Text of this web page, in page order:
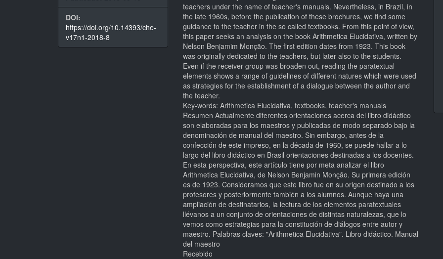
DOI:
https://doi.org/10.14393/che-
v17n1-2018-8
teachers under the name of teacher's manuals. Nevertheless, in Brazil, in
the late 1960s, before the publication of these brochures, we find some
guidance to the teacher in the so called textbooks. From this point of view,
this paper seeks an analysis on the book Arithmetica Elucidativa, written by
Nelson Benjamim Monção. The first edition dates from 1923. This book
was originally dedicated to the teachers, but later also to the students.
Even if the receiver group was broaden out, reading the paratextual
elements shows a range of guidelines of different natures which were used
as strategies for the establishment of a dialogue between the author and
the teacher.
Key-words: Arithmetica Elucidativa, textbooks, teacher's manuals
Resumen Actualmente diferentes orientaciones acerca del libro didáctico
son elaboradas para los maestros y publicadas de modo separado bajo la
denominación de manual del maestro. Sin embargo, antes de la
confección de este impreso, en la década de 1960, se puede hallar a lo
largo del libro didáctico en Brasil orientaciones destinadas a los docentes.
En esta perspectiva, este artículo tiene por meta analizar el libro
Arithmetica Elucidativa, de Nelson Benjamin Monção. Su primera edición
es de 1923. Consideramos que este libro fue en su origen destinado a los
profesores y posteriormente también a los alumnos. Aunque haya una
ampliación de destinatarios, la lectura de los elementos paratextuales
llévanos a un conjunto de orientaciones de distintas naturalezas, que lo
vemos como estrategias para la constitución de diálogos entre autor y
maestro. Palabras claves: "Arithmetica Elucidativa". Libro didáctico. Manual
del maestro
Recebido